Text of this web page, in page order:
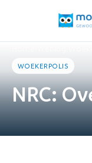
WOEKERPOLIS
NRC: